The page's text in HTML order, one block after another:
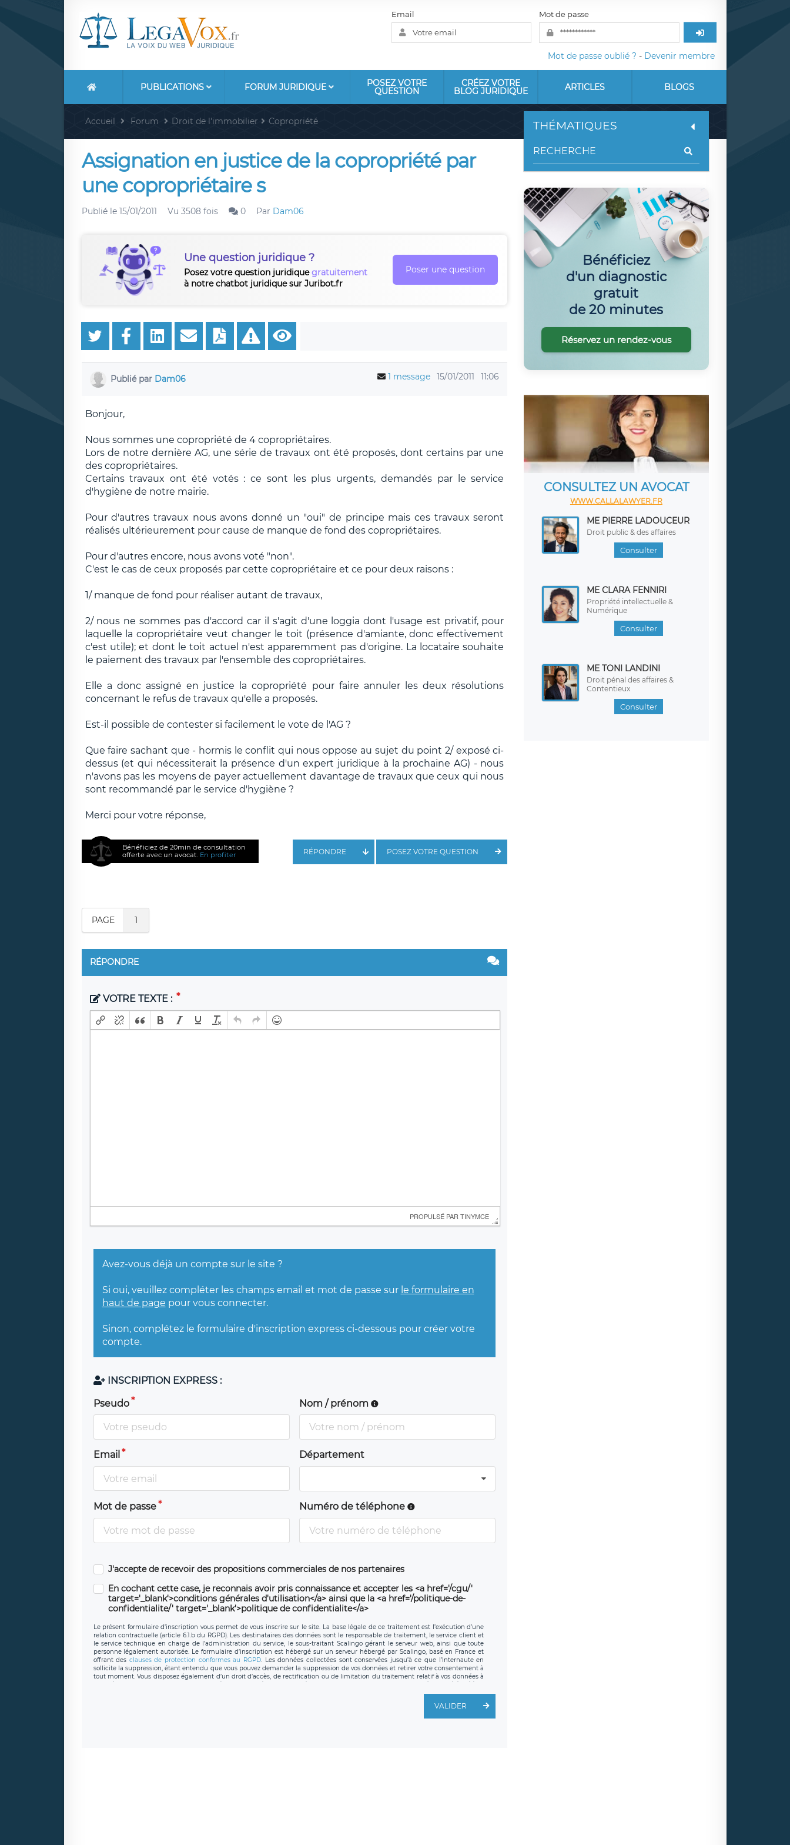
Email Mot de passe
Mot de passe oublié ? - Devenir membre
PUBLICATIONS FORUM JURIDIQUE POSEZ VOTRE
QUESTION
CRÉEZ VOTRE
BLOG JURIDIQUE ARTICLES BLOGS
Accueil Forum Droit de l'immobilier Copropriété
Assignation en justice de la copropriété par
une copropriétaire s
Publié le 15/01/2011 Vu 3508 fois 0 Par Dam06
Une question juridique ?
Posez votre question juridiquegratuitement
à notre chatbot juridique sur Juribot.fr
Poser une question
Publié par Dam06 1 message 15/01/2011 11:06
Bonjour,
Nous sommes une copropriété de 4 copropriétaires.
Lors de notre dernière AG, une série de travaux ont été proposés, dont certains par une
des copropriétaires.
Certains travaux ont été votés : ce sont les plus urgents, demandés par le service
d'hygiène de notre mairie.
Pour d'autres travaux nous avons donné un "oui" de principe mais ces travaux seront
réalisés ultérieurement pour cause de manque de fond des copropriétaires.
Pour d'autres encore, nous avons voté "non".
C'est le cas de ceux proposés par cette copropriétaire et ce pour deux raisons :
1/ manque de fond pour réaliser autant de travaux,
2/ nous ne sommes pas d'accord car il s'agit d'une loggia dont l'usage est privatif, pour
laquelle la copropriétaire veut changer le toit (présence d'amiante, donc effectivement
c'est utile); et dont le toit actuel n'est apparemment pas d'origine. La locataire souhaite
le paiement des travaux par l'ensemble des copropriétaires.
Elle a donc assigné en justice la copropriété pour faire annuler les deux résolutions
concernant le refus de travaux qu'elle a proposés.
Est-il possible de contester si facilement le vote de l'AG ?
Que faire sachant que - hormis le conflit qui nous oppose au sujet du point 2/ exposé ci-
dessus (et qui nécessiterait la présence d'un expert juridique à la prochaine AG) - nous
n'avons pas les moyens de payer actuellement davantage de travaux que ceux qui nous
sont recommandé par le service d'hygiène ?
Merci pour votre réponse,
Bénéficiez de 20min de consultation
offerte avec un avocat. En profiter POSEZ VOTRE QUESTION
RÉPONDRE
PAGE 1
RÉPONDRE
VOTRE TEXTE :
PROPULSÉ PAR TINYMCE
Avez-vous déjà un compte sur le site ?
Si oui, veuillez compléter les champs email et mot de passe sur le formulaire en
haut de page pour vous connecter.
Sinon, complétez le formulaire d'inscription express ci-dessous pour créer votre
compte.
INSCRIPTION EXPRESS :
Pseudo Nom / prénom
Email Département
Mot de passe Numéro de téléphone
J'accepte de recevoir des propositions commerciales de nos partenaires
En cochant cette case, je reconnais avoir pris connaissance et accepter les <a href='/cgu/'
target='_blank'>conditions générales d'utilisation</a> ainsi que la <a href='/politique-de-
confidentialite/' target='_blank'>politique de confidentialite</a>
Le présent formulaire d’inscription vous permet de vous inscrire sur le site. La base légale de ce traitement est l’exécution d’une
relation contractuelle (article 6.1.b du RGPD). Les destinataires des données sont le responsable de traitement, le service client et
le service technique en charge de l’administration du service, le sous-traitant Scalingo gérant le serveur web, ainsi que toute
personne légalement autorisée. Le formulaire d’inscription est hébergé sur un serveur hébergé par Scalingo, basé en France et
offrant des clauses de protection conformes au RGPD. Les données collectées sont conservées jusqu’à ce que l’Internaute en
sollicite la suppression, étant entendu que vous pouvez demander la suppression de vos données et retirer votre consentement à
tout moment. Vous disposez également d’un droit d’accès, de rectification ou de limitation du traitement relatif à vos données à
caractère personnel, ainsi que d’un droit à la portabilité de vos données. Vous pouvez exercer ces droits auprès du délégué à la
protection des données de LÉGAVOX qui exerce au siège social de LÉGAVOX et est joignable à l’adresse mail suivante :
joignable à l’adresse mail : responsabledetraitement@legavox.fr. Vous avez également le droit d’introduire une réclamation
VALIDER
THÉMATIQUES
Bénéficiez
d'un diagnostic
gratuit
de 20 minutes
Réservez un rendez-vous
CONSULTEZ UN AVOCAT
WWW.CALLALAWYER.FR
ME PIERRE LADOUCEUR
Droit public & des affaires
Consulter
ME CLARA FENNIRI
Propriété intellectuelle &
Numérique
Consulter
ME TONI LANDINI
Droit pénal des affaires &
Contentieux
Consulter